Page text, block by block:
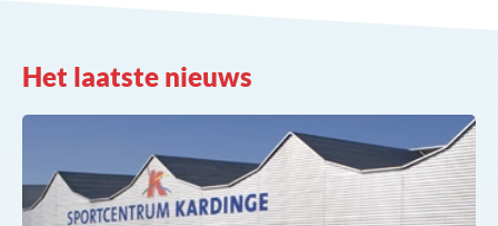
Het laatste nieuws